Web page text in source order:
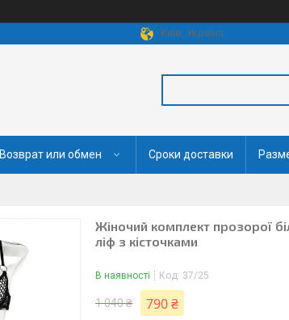
Київ, Україна
Возврат или обмен Сроки доставки
Жіночий комплект прозорої
ліф з кісточками
В наявності Код: 37/25
1 040 ₴ 790 ₴